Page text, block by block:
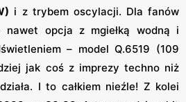
i z trybem oscylacji. Dla fanów
nawet opcja z mgiełką wodną i
– model Q.6519 (109
jak coś z imprezy techno niż
I to całkiem nieźle! Z kolei